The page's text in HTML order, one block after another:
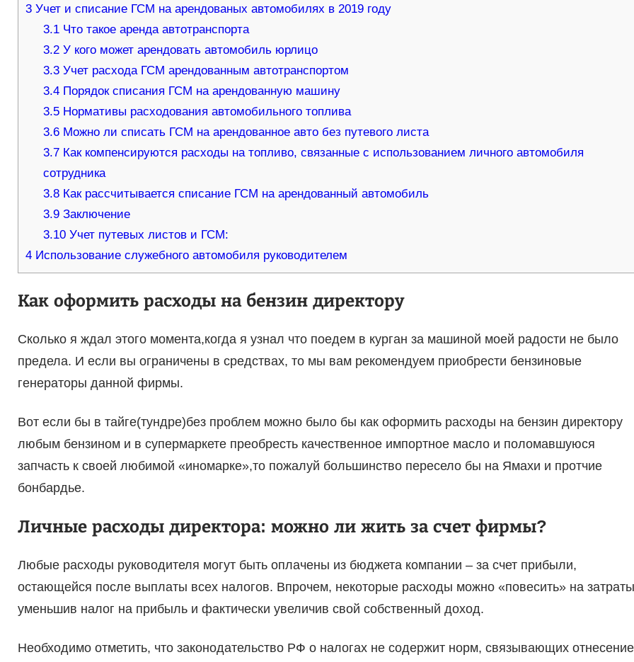
3Учет и списание ГСМ на арендованых автомобилях в 2019 году
3.1 Что такое аренда автотранспорта
3.2 У кого может арендовать автомобиль юрлицо
3.3 Учет расхода ГСМ арендованным автотранспортом
3.4 Порядок списания ГСМ на арендованную машину
3.5 Нормативы расходования автомобильного топлива
3.6 Можно ли списать ГСМ на арендованное авто без путевого листа
3.7 Как компенсируются расходы на топливо, связанные с использованием личного автомобиля
сотрудника
3.8 Как рассчитывается списание ГСМ на арендованный автомобиль
3.9 Заключение
3.10 Учет путевых листов и ГСМ:
4Использование служебного автомобиля руководителем
Как оформить расходы на бензин директору
Сколько я ждал этого момента,когда я узнал что поедем в курган за машиной моей радости не было
предела. И если вы ограничены в средствах, то мы вам рекомендуем приобрести бензиновые
генераторы данной фирмы.
Вот если бы в тайге(тундре)без проблем можно было бы как оформить расходы на бензин директору
любым бензином и в супермаркете преобресть качественное импортное масло и поломавшуюся
запчасть к своей любимой «иномарке»,то пожалуй большинство пересело бы на Ямахи и протчие
бонбардье.
Личные расходы директора: можно ли жить за счет фирмы?
Любые расходы руководителя могут быть оплачены из бюджета компании – за счет прибыли,
остающейся после выплаты всех налогов. Впрочем, некоторые расходы можно «повесить» на
уменьшив налог на прибыль и фактически увеличив свой собственный доход.
Необходимо отметить, что законодательство РФ о налогах не содержит норм, связывающих отнесение